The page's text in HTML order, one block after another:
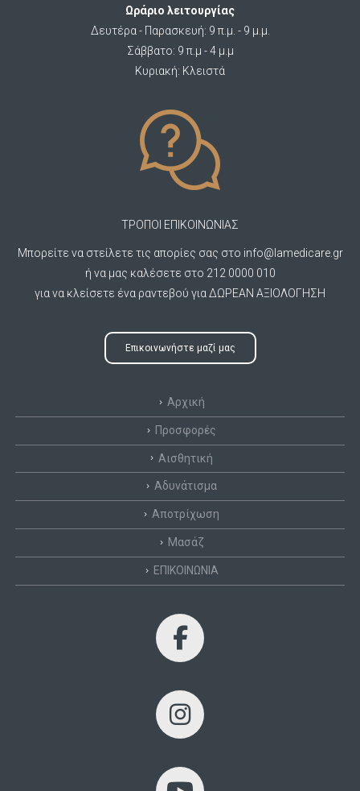
Ωράριο λειτουργίας
Δευτέρα - Παρασκευή: 9 π.μ. - 9 μ.μ.
Σάββατο: 9 π.μ - 4 μ.μ
Κυριακή: Κλειστά
ΤΡΟΠΟΙ ΕΠΙΚΟΙΝΩΝΙΑΣ
Μπορείτε να στείλετε τις απορίες σας στο info@lamedicare.gr
ή να μας καλέσετε στο 212 0000 010
για να κλείσετε ένα ραντεβού για ΔΩΡΕΑΝ ΑΞΙΟΛΟΓΗΣΗ
Επικοινωνήστε μαζί μας
Αρχική
Προσφορές
Αισθητική
Αδυνάτισμα
Αποτρίχωση
Μασάζ
ΕΠΙΚΟΙΝΩΝΙΑ